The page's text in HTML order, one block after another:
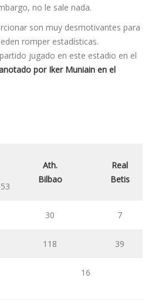
no le sale nada.
son muy desmotivantes para
romper estadísticas.
jugado en este estadio en el
por Iker Muniain en el
Ath.
Bilbao
Real
Betis
30 7
118 39
16